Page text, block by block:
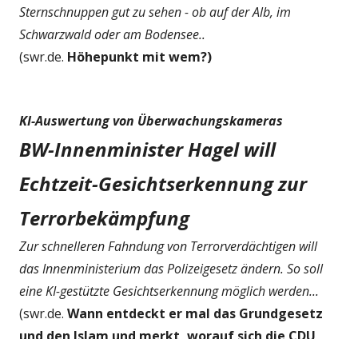
Sternschnuppen gut zu sehen - ob auf der Alb, im
Schwarzwald oder am Bodensee..
(swr.de. Höhepunkt mit wem?)
KI-Auswertung von Überwachungskameras
BW-Innenminister Hagel will
Echtzeit-Gesichtserkennung zur
Terrorbekämpfung
Zur schnelleren Fahndung von Terrorverdächtigen will
das Innenministerium das Polizeigesetz ändern. So soll
eine KI-gestützte Gesichtserkennung möglich werden...
(swr.de. Wann entdeckt er mal das Grundgesetz